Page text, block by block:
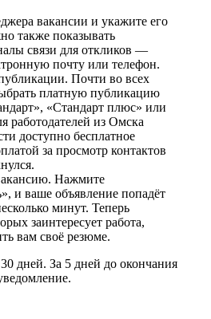
вакансии и укажите его
также показывать
связи для откликов —
почту или телефон.
Почти во всех
платную публикацию
«Стандарт плюс» или
работодателей из Омска
доступно бесплатное
за просмотр контактов
Нажмите
и ваше объявление попадёт
минут. Теперь
заинтересует работа,
вам своё резюме.
дней. За 5 дней до окончания